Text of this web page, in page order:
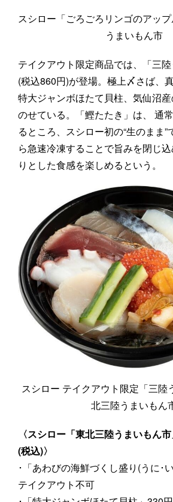
スシロー「ごろごろリンゴのアッ
うまいもん市
テイクアウト限定商品では、「三陸
(税込860円)が登場。極上〆さば、
特大ジャンボほたて貝柱、気仙沼
のせている。「鰹たたき」は、 通
るところ、スシロー初の“生のまま
ら急速冷凍することで旨みを閉じ
りとした食感を楽しめるという。
スシロー テイクアウト限定「三陸
北三陸うまいもん
〈スシロー「東北三陸うまいもん
(税込)〉
･「あわびの海鮮づくし盛り(うに･
テイクアウト不可